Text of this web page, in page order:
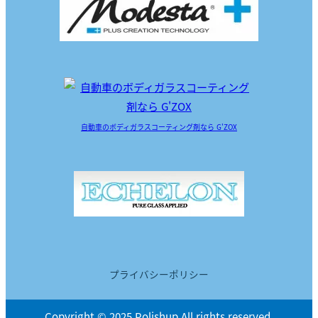
自動車のボディガラスコーティング剤なら G'ZOX
プライバシーポリシー